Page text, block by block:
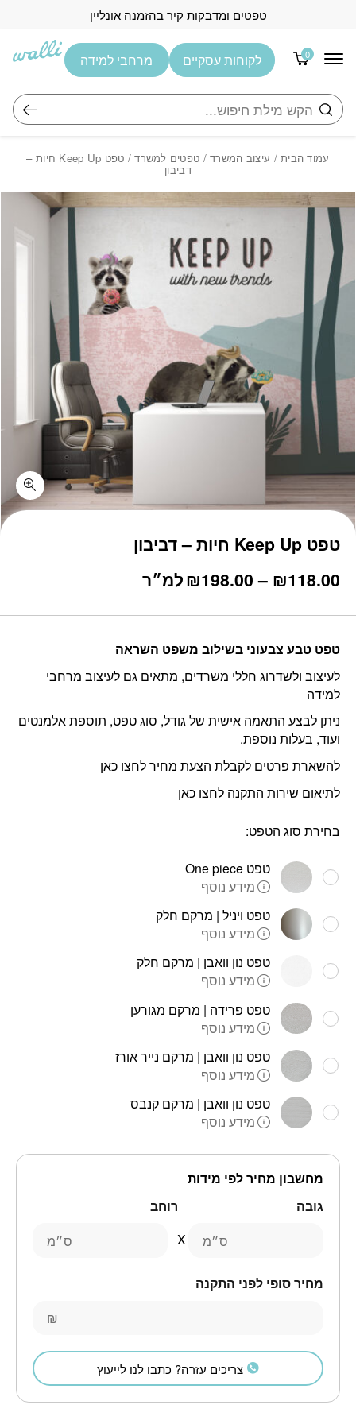
טפטים ומדבקות קיר בהזמנה אונליין
0
חיפוש
לקוחות עסקיים מרחבי למידה
עמוד הבית/ עיצוב המשרד/ טפטים למשרד / טפט Keep Up חיות –
דביבון
טפט Keep Up חיות – דביבון
₪118.00
–
₪198.00
טווח
⁦₪118.00⁩
עד
⁦₪198.00⁩
למ״ר
טפט טבע צבעוני בשילוב משפט השראה
לעיצוב ולשדרוג חללי משרדים, מתאים גם לעיצוב מרחבי
למידה
ניתן לבצע התאמה אישית של גודל, סוג טפט, תוספת אלמנטים
ועוד, בעלות נוספת.
להשארת פרטים לקבלת הצעת מחירלחצו כאן
לתיאום שירות התקנה לחצו כאן
בחירת סוג הטפט:
טפט One piece
מידע נוסף
טפט ויניל | מרקם חלק
מידע נוסף
טפט נון וואבן | מרקם חלק
מידע נוסף
טפט פרידה | מרקם מגורען
מידע נוסף
טפט נון וואבן | מרקם נייר אורז
מידע נוסף
טפט נון וואבן | מרקם קנבס
מידע נוסף
מחשבון מחיר לפי מידות
גובה
ס״מ
רוחב
ס״מ
מחיר סופי לפני התקנה
₪
צריכים עזרה? כתבו לנו לייעוץ